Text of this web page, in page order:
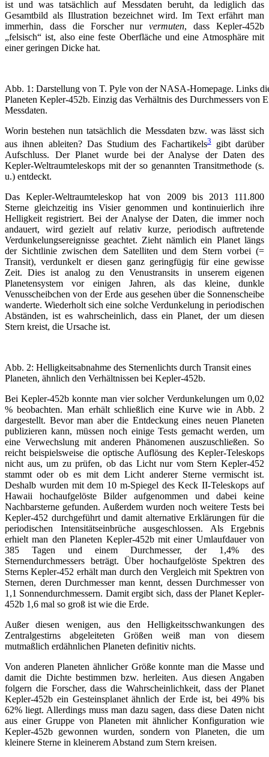
ist und was tatsächlich auf Messdaten beruht, da lediglich das
Gesamtbild als Illustration bezeichnet wird. Im Text erfährt man
immerhin, dass die Forscher nurvermuten, dass Kepler-452b
„felsisch“ ist, also eine feste Oberfläche und eine Atmosphäre mit
einer geringen Dicke hat.
Abb. 1: Darstellung von T. Pyle von der NASA-Homepage. Links
Planeten Kepler-452b. Einzig das Verhältnis des Durchmessers von
Messdaten.
Worin bestehen nun tatsächlich die Messdaten bzw. was lässt sich
aus ihnen ableiten? Das Studium des Fachartikels3gibt darüber
Aufschluss. Der Planet wurde bei der Analyse der Daten des
Kepler-Weltraumteleskops mit der so genannten Transitmethode (s.
u.) entdeckt.
Das Kepler-Weltraumteleskop hat von 2009 bis 2013 111.800
Sterne gleichzeitig ins Visier genommen und kontinuierlich ihre
Helligkeit registriert. Bei der Analyse der Daten, die immer noch
andauert, wird gezielt auf relativ kurze, periodisch auftretende
Verdunkelungsereignisse geachtet. Zieht nämlich ein Planet längs
der Sichtlinie zwischen dem Satelliten und dem Stern vorbei (=
Transit), verdunkelt er diesen ganz geringfügig für eine gewisse
Zeit. Dies ist analog zu den Venustransits in unserem eigenen
Planetensystem vor einigen Jahren, als das kleine, dunkle
Venusscheibchen von der Erde aus gesehen über die Sonnenscheibe
wanderte. Wiederholt sich eine solche Verdunkelung in periodischen
Abständen, ist es wahrscheinlich, dass ein Planet, der um diesen
Stern kreist, die Ursache ist.
Abb. 2: Helligkeitsabnahme des Sternenlichts durch Transit eines
Planeten, ähnlich den Verhältnissen bei Kepler-452b.
Bei Kepler-452b konnte man vier solcher Verdunkelungen um 0,02
% beobachten. Man erhält schließlich eine Kurve wie in Abb. 2
dargestellt. Bevor man aber die Entdeckung eines neuen Planeten
publizieren kann, müssen noch einige Tests gemacht werden, um
eine Verwechslung mit anderen Phänomenen auszuschließen. So
reicht beispielsweise die optische Auflösung des Kepler-Teleskops
nicht aus, um zu prüfen, ob das Licht nur vom Stern Kepler-452
stammt oder ob es mit dem Licht anderer Sterne vermischt ist.
Deshalb wurden mit dem 10 m-Spiegel des Keck II-Teleskops auf
Hawaii hochaufgelöste Bilder aufgenommen und dabei keine
Nachbarsterne gefunden. Außerdem wurden noch weitere Tests bei
Kepler-452 durchgeführt und damit alternative Erklärungen für die
periodischen Intensitätseinbrüche ausgeschlossen. Als Ergebnis
erhielt man den Planeten Kepler-452b mit einer Umlaufdauer von
385 Tagen und einem Durchmesser, der 1,4% des
Sternendurchmessers beträgt. Über hochaufgelöste Spektren des
Sterns Kepler-452 erhält man durch den Vergleich mit Spektren von
Sternen, deren Durchmesser man kennt, dessen Durchmesser von
1,1 Sonnendurchmessern. Damit ergibt sich, dass der Planet Kepler-
452b 1,6 mal so groß ist wie die Erde.
Außer diesen wenigen, aus den Helligkeitsschwankungen des
Zentralgestirns abgeleiteten Größen weiß man von diesem
mutmaßlich erdähnlichen Planeten definitiv nichts.
Von anderen Planeten ähnlicher Größe konnte man die Masse und
damit die Dichte bestimmen bzw. herleiten. Aus diesen Angaben
folgern die Forscher, dass die Wahrscheinlichkeit, dass der Planet
Kepler-452b ein Gesteinsplanet ähnlich der Erde ist, bei 49% bis
62% liegt. Allerdings muss man dazu sagen, dass diese Daten nicht
aus einer Gruppe von Planeten mit ähnlicher Konfiguration wie
Kepler-452b gewonnen wurden, sondern von Planeten, die um
kleinere Sterne in kleinerem Abstand zum Stern kreisen.